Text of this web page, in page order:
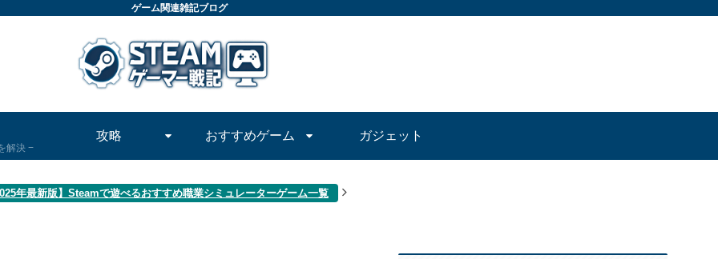
ゲーム関連雑記ブログ
解決
攻略 おすすめゲーム ガジェット
年最新版】Steamで遊べるおすすめ職業シミュレーターゲーム一覧